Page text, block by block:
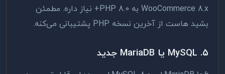
WooCommerce 8.x به PHP 8.0+ نیاز داره. مطمئن
بشید هاست از آخرین نسخه PHP پشتیبانی می‌کنه.
۵. MySQL یا MariaDB جدید